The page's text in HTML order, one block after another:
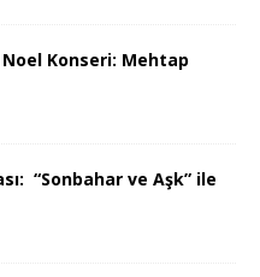
Noel Konseri: Mehtap
“Sonbahar ve Aşk” ile